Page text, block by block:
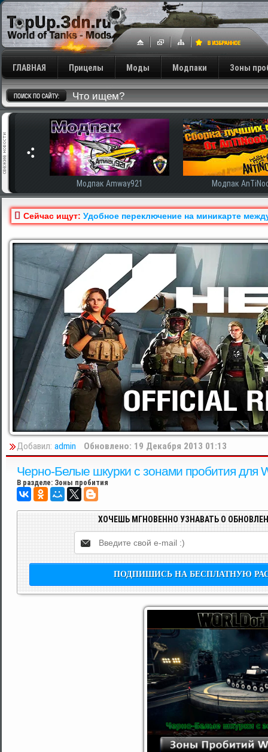
ГЛАВНАЯ Прицелы Моды Модпаки Зоны
Модпак Amway921 Модпак
Сейчас ищут: Удобное переключение на миникарте
Добавил: admin Обновлено: 19 Декабря 2013 01:13
Черно-Белые шкурки с зонами пробития для
В разделе: Зоны пробития
ХОЧЕШЬ МГНОВЕННО УЗНАВАТЬ О